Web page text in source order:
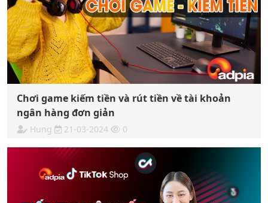
Chơi game kiếm tiền và rút tiền về tài khoản
ngân hàng đơn giản
Hung 21-03-2024 0